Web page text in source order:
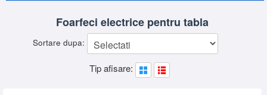
RESIGILATE
LICHIDARE
Disponibilitate
Foarfeci electrice pentru tabla
Sortare dupa:
Tip afisare: